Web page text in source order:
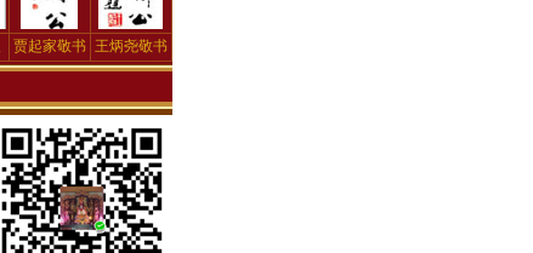
贾起家敬书 王炳尧敬书